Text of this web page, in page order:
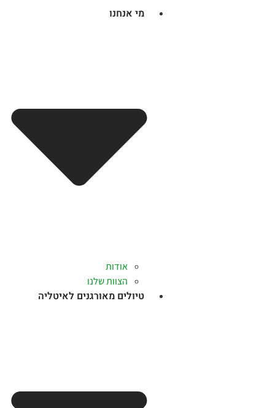
מי אנחנו
אודות
הצוות שלנו
טיולים מאורגנים לאיטליה